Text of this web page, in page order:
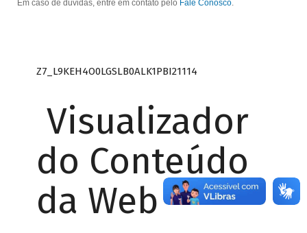
Em caso de dúvidas, entre em contato pelo Fale Conosco.
Z7_L9KEH4O0LGSLB0ALK1PBI21114
Visualizador
do Conteúdo
da Web